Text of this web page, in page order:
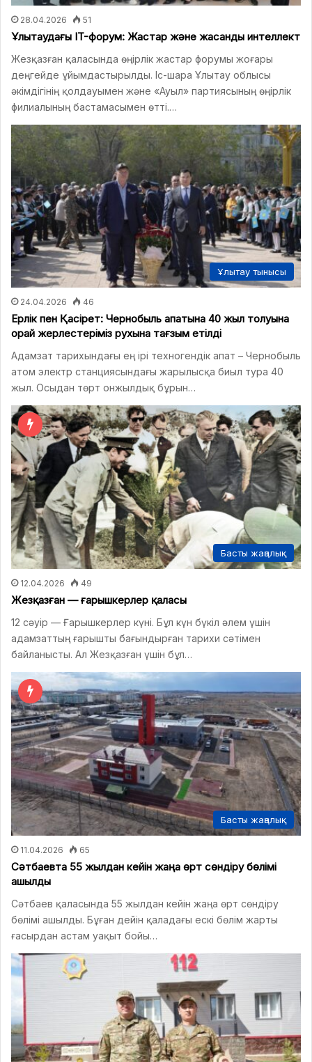
28.04.2026 51
Ұлытаудағы IT-форум: Жастар және жасанды интеллект
Жезқазған қаласында өңірлік жастар форумы жоғары
деңгейде ұйымдастырылды. Іс-шара Ұлытау облысы
әкімдігінің қолдауымен және «Ауыл» партиясының өңірлік
филиалының бастамасымен өтті.…
Ұлытау тынысы
24.04.2026 46
Ерлік пен Қасірет: Чернобыль апатына 40 жыл толуына
орай жерлестеріміз рухына тағзым етілді
Адамзат тарихындағы ең ірі техногендік апат – Чернобыль
атом электр станциясындағы жарылысқа биыл тура 40
жыл. Осыдан төрт онжылдық бұрын…
Басты жаңалық
12.04.2026 49
Жезқазған — ғарышкерлер қаласы
12 сәуір — Ғарышкерлер күні. Бұл күн бүкіл әлем үшін
адамзаттың ғарышты бағындырған тарихи сәтімен
байланысты. Ал Жезқазған үшін бұл…
Басты жаңалық
11.04.2026 65
Сәтбаевта 55 жылдан кейін жаңа өрт сөндіру бөлімі
ашылды
Сәтбаев қаласында 55 жылдан кейін жаңа өрт сөндіру
бөлімі ашылды. Бұған дейін қаладағы ескі бөлім жарты
ғасырдан астам уақыт бойы…